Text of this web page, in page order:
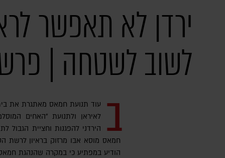
ירדן לא תאפשר
לשוב לשטחה |
ב
עוד תנועת חמאס מאתגרת את
לאיראן ולתנועת "האחים
הירדני להפגנות וחציית
חמאס מוסא אבו מרזוק בראיון לרשת
הודיע במפתיע כי במקרה שהנהגת